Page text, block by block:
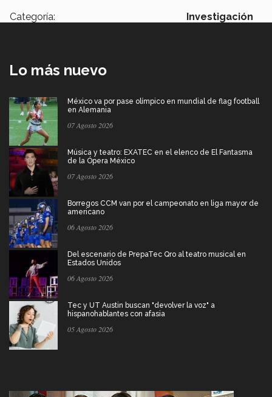
Categoría: Investigación
Lo más nuevo
México va por pase olímpico en mundial de flag football
en Alemania
07 Agosto 2026
Música y teatro: EXATEC en el elenco de El Fantasma
de la Ópera México
07 Agosto 2026
Borregos CCM van por el campeonato en liga mayor de
americano
06 Agosto 2026
Del escenario de PrepaTec Qro al teatro musical en
Estados Unidos
06 Agosto 2026
Tec y UT Austin buscan "devolver la voz" a
hispanohablantes con afasia
05 Agosto 2026